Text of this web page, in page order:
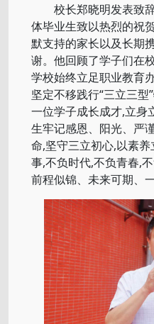
校长郑晓明发表致辞
体毕业生致以热烈的祝
默支持的家长以及长期
谢。他回顾了学子们在
学校始终立足职业教育
坚定不移践行“三立三
一位学子成长成才,立身
生牢记感恩、阳光、严
命,坚守三立初心,以素
事,不负时代,不负青春,
前程似锦、未来可期、一